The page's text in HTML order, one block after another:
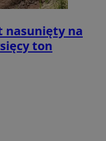
nasunięty na
ton